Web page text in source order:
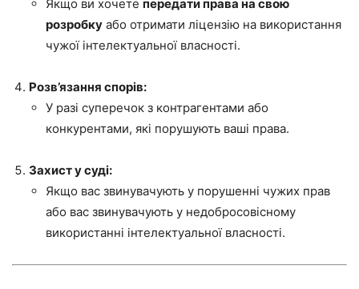
Якщо ви хочете передати права на свою
розробку або отримати ліцензію на використання
чужої інтелектуальної власності.
Розв’язання спорів:
У разі суперечок з контрагентами або
конкурентами, які порушують ваші права.
Захист у суді:
Якщо вас звинувачують у порушенні чужих прав
або вас звинувачують у недобросовісному
використанні інтелектуальної власності.